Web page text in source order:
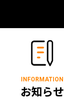
INFORMATION
お知らせ